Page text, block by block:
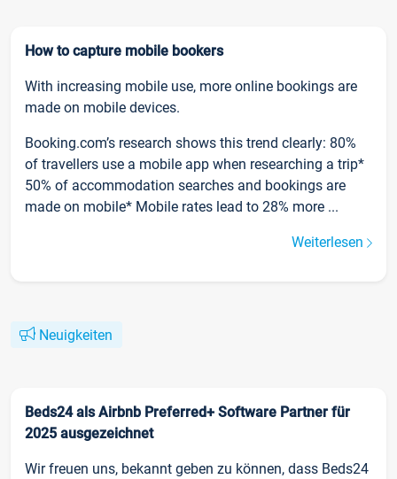
How to capture mobile bookers
With increasing mobile use, more online bookings are
made on mobile devices.
Booking.com’s research shows this trend clearly: 80%
of travellers use a mobile app when researching a trip*
50% of accommodation searches and bookings are
made on mobile* Mobile rates lead to 28% more ...
Weiterlesen
Neuigkeiten
Beds24 als Airbnb Preferred+ Software Partner für
2025 ausgezeichnet
Wir freuen uns, bekannt geben zu können, dass Beds24